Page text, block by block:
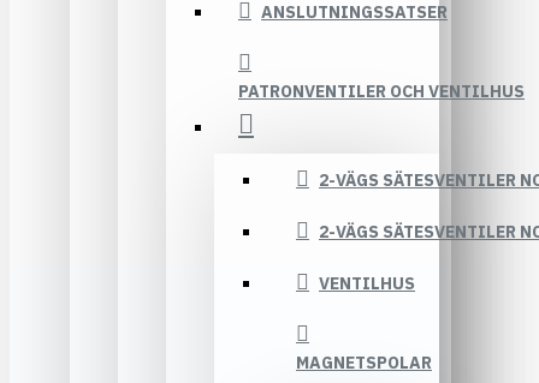
ANSLUTNINGSSATSER
PATRONVENTILER OCH VENTILHUS
2-VÄGS SÄTESVENTILER
2-VÄGS SÄTESVENTILER
VENTILHUS
MAGNETSPOLAR